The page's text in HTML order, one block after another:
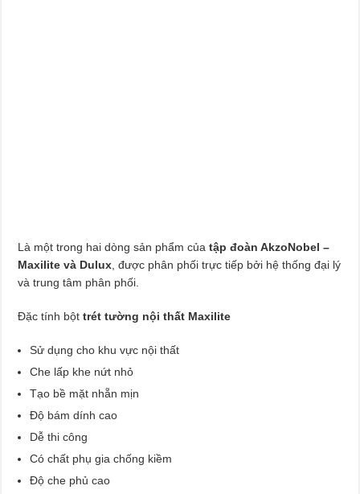
Là một trong hai dòng sản phẩm củatập đoàn AkzoNobel –
Maxilite và Dulux , được phân phối trực tiếp bởi hệ thống đại lý
và trung tâm phân phối.
Đặc tính bộttrét tường nội thất Maxilite
Sử dụng cho khu vực nội thất
Che lấp khe nứt nhỏ
Tạo bề mặt nhẵn mịn
Độ bám dính cao
Dễ thi công
Có chất phụ gia chống kiềm
Độ che phủ cao